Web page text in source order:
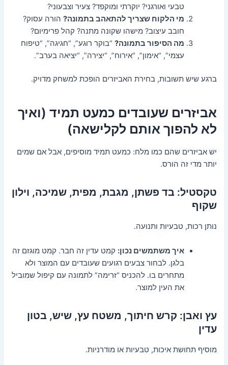
טבעי ואורגני? יוקרתי ומוקפד? צעיר וצבעוני?
מי הלקוח שצריך להתאהב בתמונה? הורה עסוק?
חובב עיצוב? מישהו שקונה מתנה? קהל פרימיום?
מה הסיפור בתמונה? “בוקר רוגע”, “חגיגה”, “טיפוח
עצמי”, “אימון”, “אירוח”, “יצירה”, “יציאה בערב”.
ברגע שיש תשובות, בחירת האביזרים הופכת למשחק מדויק.
אביזרים שעובדים כמעט תמיד (ואיך
לא להפוך אותם לקלישאה)
יש אביזרים שהם כמו מלח: כמעט תמיד מוסיפים, אבל אם שמים
יותר מדי זה הורס.
טקסטיל: בד פשתן, מגבת, מפית, שמיכה, וילון
שקוף
נותן רכות, טבעיות ותנועה.
איך משתמשים נכון: קמט עדין זה חבר. קמט מוגזם זה
בלגן. לבחור צבעים רגועים שעובדים עם המוצר ולא
מתחרים בו. להכניס “זרימה” לתמונה עם קיפול שמוביל
את העין למוצר.
עץ ואבן: קרש חיתוך, משטח עץ, שיש, בטון
עדין
מוסיף תחושת איכות, טבעיות או מודרניות.